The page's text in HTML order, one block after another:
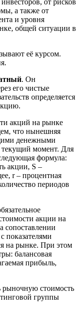
от рисков
а также от
и уровня
общей ситуации в
её курсом.
. Он
его чистые
определяется
акций на рынке
что нынешняя
денежными
текущий момент. Для
формула:
aкции, S –
r – процентная
периодов
акции на
сопоставлении
показателями
на рынке. При этом
балансовая
прибыль,
рыночную стоимость
группы